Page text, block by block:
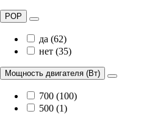
POP
да (62)
нет (35)
Мощность двигателя (Вт)
700 (100)
500 (1)